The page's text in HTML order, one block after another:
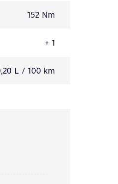
152 Nm
+ 1
L / 100 km